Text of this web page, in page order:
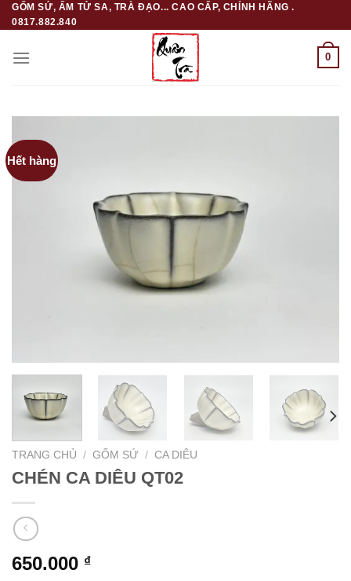
Skip
to
GỐM SỨ, ẤM TỬ SA, TRÀ ĐẠO... CAO CẤP, CHÍNH HÃNG .
0817.882.840
0
Hết hàng
TRANG CHỦ / GỐM SỨ / CA DIÊU
CHÉN CA DIÊU QT02
650.000 ₫